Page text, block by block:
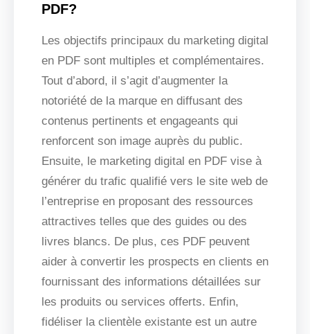
PDF?
Les objectifs principaux du marketing digital
en PDF sont multiples et complémentaires.
Tout d’abord, il s’agit d’augmenter la
notoriété de la marque en diffusant des
contenus pertinents et engageants qui
renforcent son image auprès du public.
Ensuite, le marketing digital en PDF vise à
générer du trafic qualifié vers le site web de
l’entreprise en proposant des ressources
attractives telles que des guides ou des
livres blancs. De plus, ces PDF peuvent
aider à convertir les prospects en clients en
fournissant des informations détaillées sur
les produits ou services offerts. Enfin,
fidéliser la clientèle existante est un autre